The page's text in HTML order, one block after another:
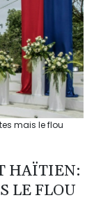
mais le flou
HAÏTIEN:
LE FLOU